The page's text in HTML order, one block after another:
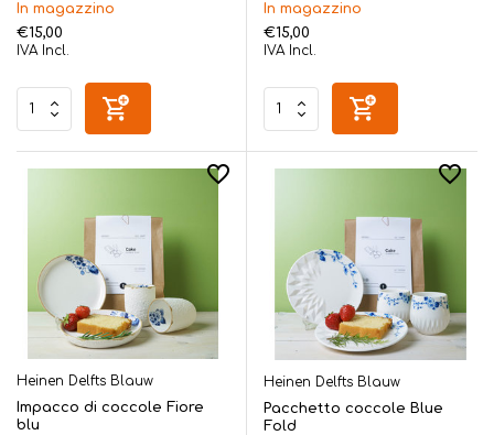
In magazzino
€15,00
IVA Incl.
In magazzino
€15,00
IVA Incl.
Heinen Delfts Blauw
Impacco di coccole Fiore
blu
Heinen Delfts Blauw
Pacchetto coccole Blue
Fold